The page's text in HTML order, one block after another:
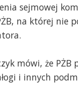
sejmowej
na której nie
mówi, że
i innych